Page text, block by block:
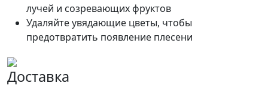
лучей и созревающих фруктов
Удаляйте увядающие цветы, чтобы
предотвратить появление плесени
Доставка